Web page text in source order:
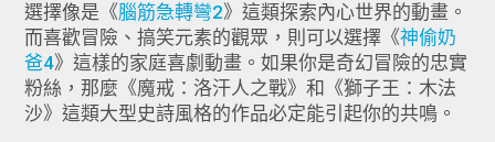
選擇像是《腦筋急轉彎2》這類探索內心世界的動畫。
而喜歡冒險、搞笑元素的觀眾，則可以選擇《神偷奶
爸4》這樣的家庭喜劇動畫。如果你是奇幻冒險的忠實
粉絲，那麼《魔戒：洛汗人之戰》和《獅子王：木法
沙》這類大型史詩風格的作品必定能引起你的共鳴。